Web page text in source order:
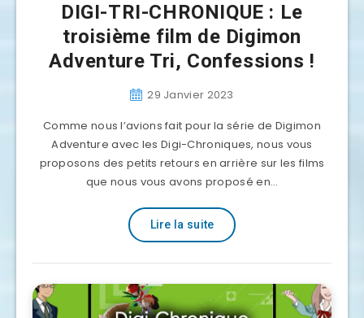
DIGI-TRI-CHRONIQUE : Le
troisième film de Digimon
Adventure Tri, Confessions !
29 Janvier 2023
Comme nous l’avions fait pour la série de Digimon
Adventure avec les Digi-Chroniques, nous vous
proposons des petits retours en arrière sur les films
que nous vous avons proposé en…
Lire la suite